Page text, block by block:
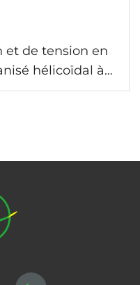
et de tension en
hélicoïdal à
sur mesure